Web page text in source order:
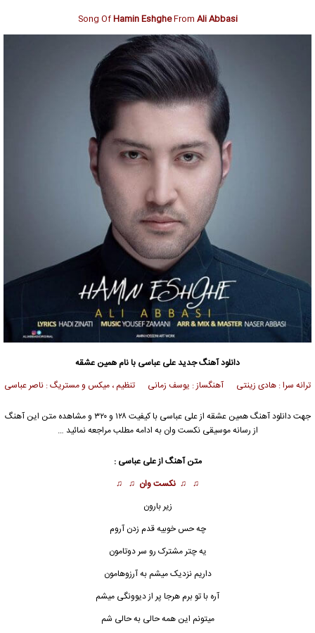
Song OfHamin EshgheFrom Ali Abbasi
دانلود آهنگ جدیدعلی عباسی با نام همین عشقه
ترانه سرا : هادی زینتی آهنگساز : یوسف زمانی تنظیم ، میکس و مستریگ : ناصر عباسی
جهت دانلود آهنگ همین عشقه ازعلی عباسی
با کیفیت ۱۲۸ و ۳۲۰ و مشاهده متن این آهنگ
از رسانه موسیقی نکست وان به ادامه مطلب مراجعه نمائید …
متن آهنگ ازعلی عباسی :
♫ ♫ نکست وان ♫ ♫
زیر بارون
چه حس خوبیه قدم زدن آروم
یه چتر مشترک رو سر دوتامون
داریم نزدیک میشم به آرزوهامون
آره با تو برم هرجا پر از دیوونگی میشم
میتونم این همه حالی به حالی شم